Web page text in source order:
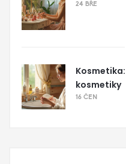
24 BŘE
kosmetiky
16 ČEN